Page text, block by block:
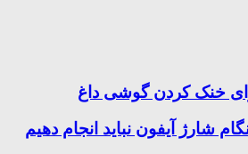
خنک کردن گوشی داغ
شارژ آیفون نباید انجام دهیم